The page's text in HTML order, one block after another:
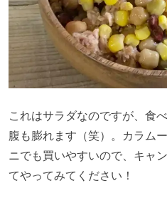
これはサラダなのですが、食
腹も膨れます（笑）。カラム
ニでも買いやすいので、キャ
てやってみてください！